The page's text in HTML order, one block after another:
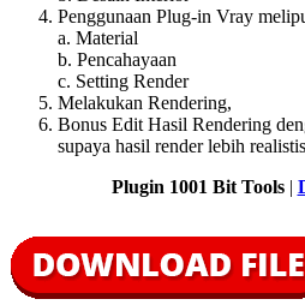
Penggunaan Plug-in Vray
a. Material
b. Pencahayaan
c. Setting Render
Melakukan Rendering,
Bonus Edit Hasil Rendering
supaya hasil render lebih
Plugin 1001 Bit Tools |